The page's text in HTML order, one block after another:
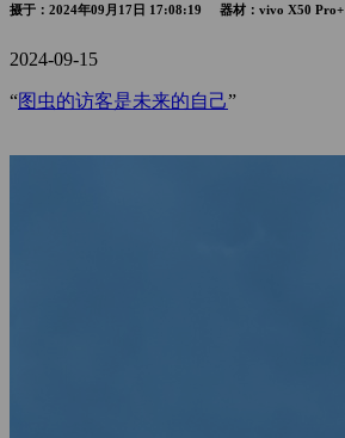
摄于：2024年09月17日 17:08:19 器材：vivo X50 Pro+
2024-09-15
“图虫的访客是未来的自己”